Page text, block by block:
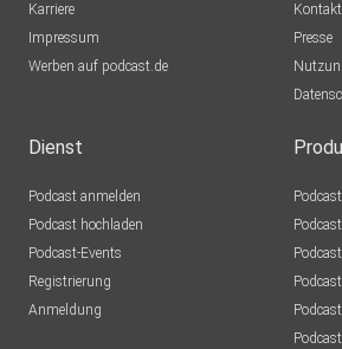
– Martin Bubers`s Bekehrung:
https://www.martin-buber.com/seite/
https://www.thalia.de/shop/home/
4870
Solltest du dich gern systemisch-
Karriere
Impressum
Werben auf podcast.de
Kontakt
Presse
Dienst
Podcast anmelden
Podcast hochladen
Podcast-Events
Registrierung
Anmeldung